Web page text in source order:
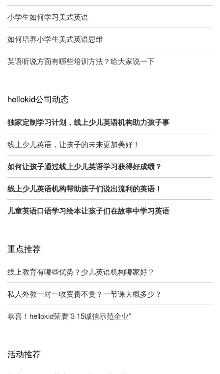
小学生如何学习美式英语
如何培养小学生美式英语思维
英语听说方面有哪些培训方法？给大家说一下
hellokid公司动态
独家定制学习计划，线上少儿英语机构助力孩子事
线上少儿英语，让孩子的未来更加美好！
如何让孩子通过线上少儿英语学习获得好成绩？
线上少儿英语机构帮助孩子们说出流利的英语！
儿童英语口语学习绘本让孩子们在故事中学习英语
重点推荐
线上教育有哪些优势？少儿英语机构哪家好？
私人外教一对一收费贵不贵？一节课大概多少？
恭喜！hellokid荣膺“3·15诚信示范企业”
活动推荐